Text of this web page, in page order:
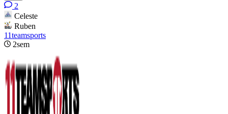
2
Celeste
Ruben
11teamsports
2sem